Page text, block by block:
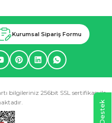
Kurumsal Sipariş Formu
bilgileriniz 256bit SSL sertifikası ile